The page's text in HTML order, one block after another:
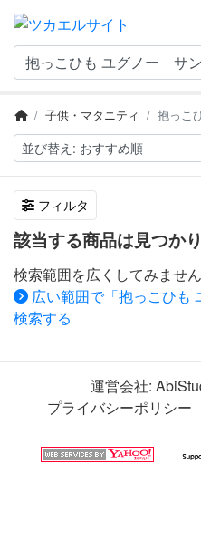
子供・マタニティ 抱っこ
フィルタ
該当する商品は見つか
検索範囲を広くしてみませ
広い範囲で「抱っこひも
検索する
運営会社:
プライバシーポリシー